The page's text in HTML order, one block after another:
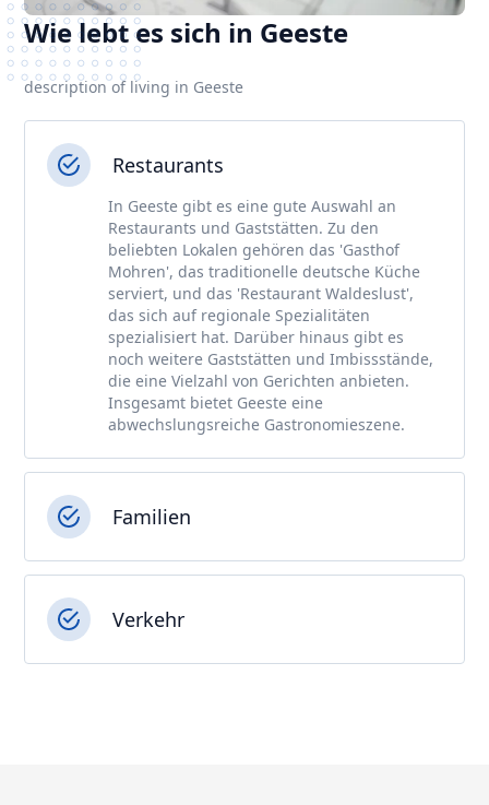
Wie lebt es sich in Geeste
description of living in Geeste
Restaurants
In Geeste gibt es eine gute Auswahl an
Restaurants und Gaststätten. Zu den
beliebten Lokalen gehören das 'Gasthof
Mohren', das traditionelle deutsche Küche
serviert, und das 'Restaurant Waldeslust',
das sich auf regionale Spezialitäten
spezialisiert hat. Darüber hinaus gibt es
noch weitere Gaststätten und Imbissstände,
die eine Vielzahl von Gerichten anbieten.
Insgesamt bietet Geeste eine
abwechslungsreiche Gastronomieszene.
Familien
Verkehr